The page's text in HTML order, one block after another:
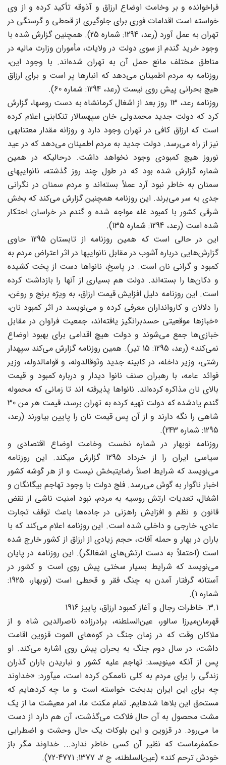
فراخوانده و بر وخامت اوضاع ارزاق و آذوقه تأکید کرده و از وی
خواسته است اقدامات فوری برای جلوگیری از قحطی و گرسنگی در
تهران به عمل آورد (رعد، 1294: شماره 25). همچنین گزارش شده با
وجود خرید گندم از سوی دولت در ولایات، مأموران وزارت مالیه در
مناطق مختلف مانع حمل آن به تهران شده‌اند. با وجود این،
روزنامه به مردم اطمینان می‌‌دهد که انبارها پر است و برای ارزاق
هیچ بحرانی پیش روی نیست (رعد، 1294: شماره 60).
روزنامه رعد، 13 روز بعد از اشغال کرمانشاه به دست روسها، گزارش
کرد که دولت جدید محمدولی خان سپهسالار تنکابنی اعلام کرده
است که ارزاق کافی در تهران وجود دارد و روزانه مقدار معتنابهی
نیز از راه می‌‌رسد. دولت جدید به مردم اطمینان می‌‌دهد که در عید
نوروز هیچ کمبودی وجود نخواهد داشت. درحالیکه در همین
شماره گزارش شده بود که در طول چند روز گذشته، نانواییهای
سمنان به خاطر نبود آرد عملاً بسته‌اند ‌‌و مردم سمنان در نگرانی
جدی به سر می‌‌برند. این روزنامه همچنین گزارش می‌‌کند که بخش
شرقی کشور با کمبود غله مواجه شده و گندم در خراسان احتکار
شده است (رعد، 1294: شماره 135).
این در حالی است که همین روزنامه از تابستان 1295 حاوی
گزارش‌هایی درباره آشوب در مقابل نانواییها ‌‌در اثر اعتراض مردم به
کمبود و گرانی نان است. در پاسخ، نانواها دست از پخت کشیده
و دکان‌ها ‌‌را بسته‌اند. دولت هم بسیاری از آنها را بازداشت کرده
است. این روزنامه دلیل افزایش قیمت ارزاق، به ویژه برنج و روغن،
را دلالان و کاروانداران معرفی کرده و می‌‌نویسد در اثر کمبود نان،
«خبازها موقعیتی حسدبرانگیز یافته‌‌اند، جمعیت فراوان در مقابل
خبازی‌ها ‌‌جمع می‌‌شوند و دولت هیچ اقدامی برای بهبود اوضاع
نمی‌‌کند» (رعد، 1295: 15 تیر). همین روزنامه گزارش می‌‌کند سپهدار
رشتی، وزیر داخله، در کابینه جدید وثوقالدوله، و قوامالدوله، وزیر
فوائد عامه، با رهبران صنف نانوا دیدار و درباره کمبود و قیمت
بالای نان مذاکره کرده‌اند. نانواها پذیرفته ‌اند ‌‌تا زمانی که محموله
گندم یادشده که دولت تهیه کرده به تهران برسد، قیمت هر من 30
شاهی را نگه دارند و از آن پس قیمت نان را پایین بیاورند (رعد،
1295: شماره 243).
روزنامه نوبهار در شماره نخست وخامت اوضاع اقتصادی و
سیاسی ایران را از خرداد 1295 گزارش میکند. این روزنامه
می‌‌نویسد که شرایط اصلاً رضایتبخش نیست و از هر گوشه کشور
اخبار ناگوار به گوش می‌‌رسد. فلج دولت با وجود تهاجم بیگانگان و
اشغال، تعدیات ارتش روسیه به مردم، نبود امنیت ناشی از نقض
قانون و نظم و افزایش راهزنی در جاده‌ها باعث توقف تجارت
عادی، خارجی و داخلی شده است. این روزنامه اعلام می‌‌کند که با
باران در بهار و حمله آفات، حجم زیادی از ارزاق از کشور خارج شده
است (احتملاً به دست ارتش‌های ‌‌اشغالگر). این روزنامه در پایان
می‌‌نویسد که شرایط بسیار سختی پیش روی است و کشور در
آستانه گرفتار آمدن به چنگ فقر و قحطی است (نوبهار، 1925:
شماره 1).
3.1. خاطرات رجال و آغاز کمبود ارزاق، پاییز 1916
قهرمان‌میرزا سالور، عین‌السلطنه، برادرزاده ناصرالدین شاه و از
ملاکان وقت که در زمان جنگ در کوه‌های ‌‌الموت قزوین اقامت
داشت، در سال دوم جنگ به بحران پیش روی اشاره می‌‌کند. او
پس از آنکه مینویسد: تهاجم علیه کشور و نباریدن باران گذران
زندگی را برای مردم به کلی ناممکن کرده است، میآورد: «خداوند
چه برای این ایران بدبخت خواسته است و ما چه کردهایم که
مستحق این بلاها شدهایم. تمام مکنت ما، امر معیشت ما از یک
مشت محصول به آن حال فلاکت می‌‌گذشت، آن هم دارد از دست
ما می‌‌رود. در قزوین و این بلوکات یک حال وحشت و اضطرابی
حکمفرماست که نظیر آن کسی خاطر ندارد... خداوند مگر باز
خودش ترحم کند» (عین‌السلطنه، ج 2، 1377: 4771-72).